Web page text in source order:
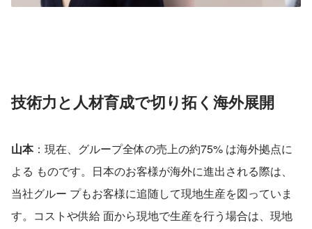
技術力と人材育成で切り拓く海外展開
山本：現在、グループ全体の売上の約75% は海外拠点に
よる ものです。日本のお客様が海外に進出される際は、
当社グルー プもお客様に追随して現地生産を図っていま
す。コストや供給 面から現地で生産を行う場合は、現地